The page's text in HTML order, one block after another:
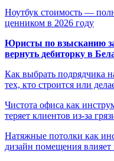
Ноутбук стоимость —
ценником в 2026 году
Юристы по взысканию
вернуть дебиторку в
Как выбрать подрядчика
тех, кто строится или
Чистота офиса как
теряет клиентов из-за
Натяжные потолки как
дизайн помещения